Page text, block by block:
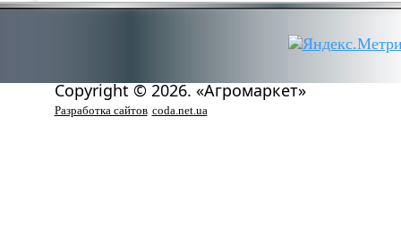
Copyright © 2026. «Агромаркет»
Разработка сайтов coda.net.ua